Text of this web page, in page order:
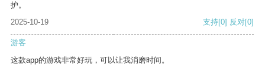
护。
2025-10-19
支持[0] 反对[0]
游客
这款app的游戏非常好玩，可以让我消磨时间。